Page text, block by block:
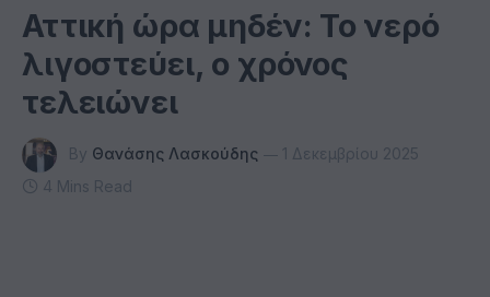
Αττική ώρα μηδέν: Το νερό
λιγοστεύει, ο χρόνος
τελειώνει
By Θανάσης Λασκούδης
1 Δεκεμβρίου 2025
4 Mins Read